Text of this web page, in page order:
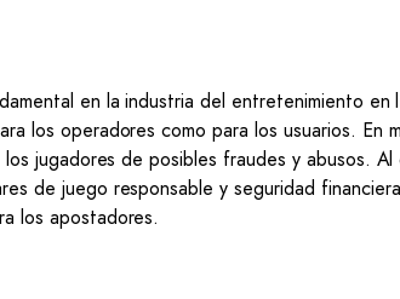
en la industria del entretenimiento en
los operadores como para los usuarios. En
jugadores de posibles fraudes y abusos. Al
de juego responsable y seguridad
los apostadores.